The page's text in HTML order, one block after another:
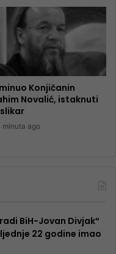
Konjičanin
Novalić, istaknuti
minuta ago
BiH-Jovan Divjak“
22 godine imao